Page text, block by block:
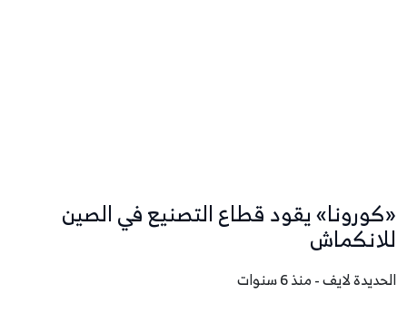
«كورونا» يقود قطاع التصنيع في الصين
للانكماش
الحديدة لايف - منذ 6 سنوات